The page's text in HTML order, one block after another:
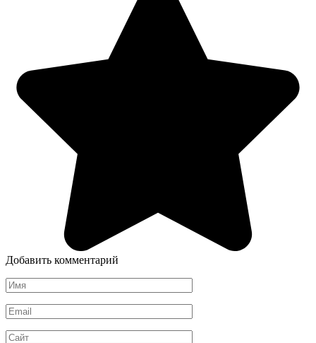
Добавить комментарий
Имя
*
Email
*
Сайт